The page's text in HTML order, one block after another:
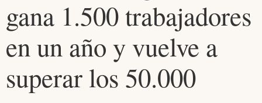
gana 1.500 trabajadores
en un año y vuelve a
superar los 50.000